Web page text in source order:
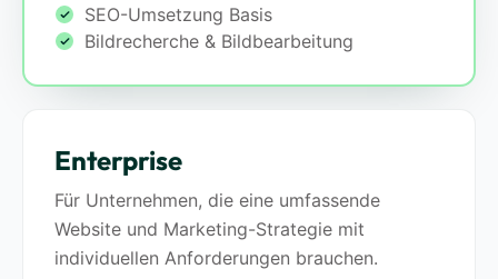
SEO-Umsetzung Basis
Bildrecherche & Bildbearbeitung
Enterprise
Für Unternehmen, die eine umfassende
Website und Marketing-Strategie mit
individuellen Anforderungen brauchen.